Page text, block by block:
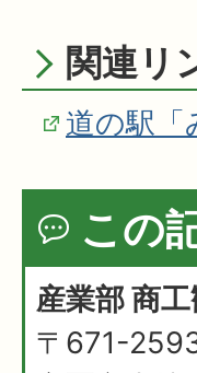
関連リ
道の駅「
この
産業部 商
〒671-